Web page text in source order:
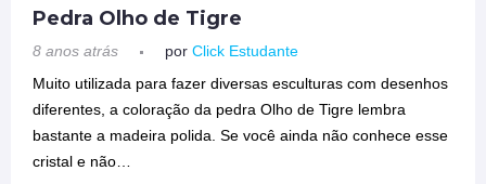
Pedra Olho de Tigre
8 anos atrás por Click Estudante
Muito utilizada para fazer diversas esculturas com desenhos
diferentes, a coloração da pedra Olho de Tigre lembra
bastante a madeira polida. Se você ainda não conhece esse
cristal e não…